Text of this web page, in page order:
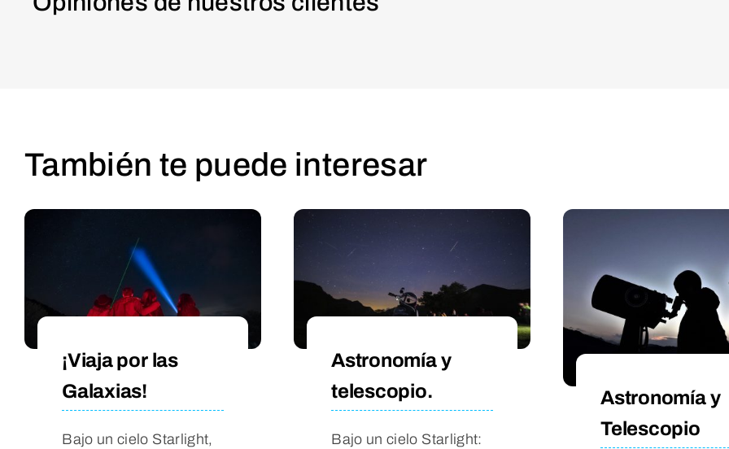
También te puede interesar
¡Viaja por las
Galaxias!
Bajo un cielo Starlight,
Astronomía y
telescopio.
Bajo un cielo Starlight:
Astronomía y
Telescopio